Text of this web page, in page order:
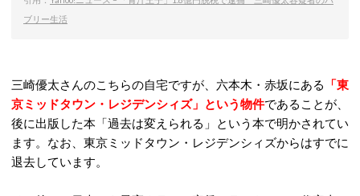
ブリー生活
三崎優太さんのこちらの自宅ですが、六本木・赤坂にある
「東
京ミッドタウン・レジデンシィズ」という物件であることが、
後に出版した本「過去は変えられる」という本で明かされてい
ます。なお、東京ミッドタウン・レジデンシィズからはすでに
退去しています。